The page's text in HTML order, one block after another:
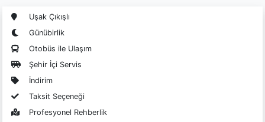
Uşak Çıkışlı
Günübirlik
Otobüs ile Ulaşım
Şehir İçi Servis
İndirim
Taksit Seçeneği
Profesyonel Rehberlik